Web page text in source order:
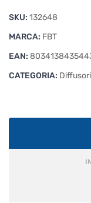
SKU: 132648
MARCA: FBT
EAN:
CATEGORIA: